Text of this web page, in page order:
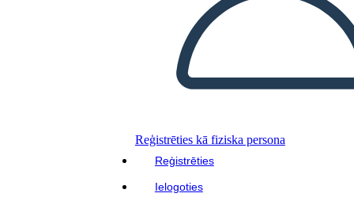
Reģistrēties kā fiziska persona
Reģistrēties
Ielogoties